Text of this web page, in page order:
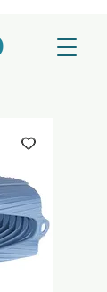
tehnika, Smaržas,